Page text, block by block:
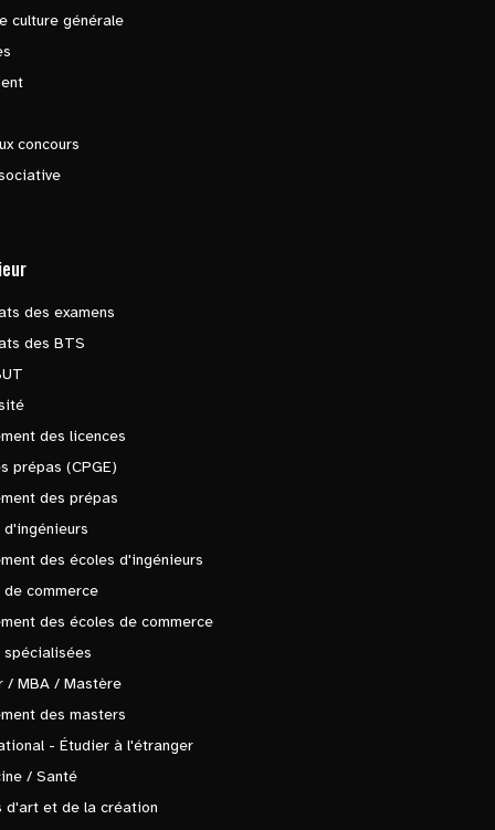
culture générale
concours
des examens
des BTS
des licences
prépas (CPGE)
des prépas
d'ingénieurs
des écoles d'ingénieurs
de commerce
des écoles de commerce
spécialisées
/ MBA / Mastère
des masters
- Étudier à l'étranger
/ Santé
d'art et de la création